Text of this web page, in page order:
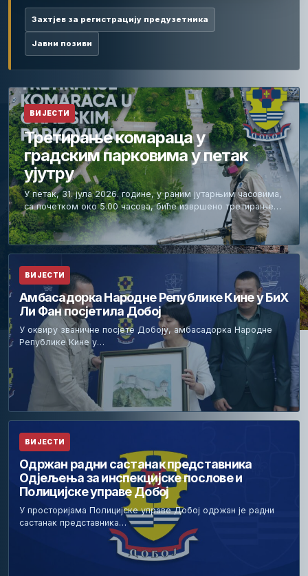
Захтјев за регистрацију предузетника
Јавни позиви
ВИЈЕСТИ
Третирање комараца у
градским парковима у петак
ујутру
У петак, 31. јула 2026. године, у раним јутарњим часовима,
са почетком око 5.00 часова, биће извршено третирање…
ВИЈЕСТИ
Амбасадорка Народне Републике Кине у БиХ
Ли Фан посјетила Добој
У оквиру званичне посјете Добоју, амбасадорка Народне
Републике Кине у…
ВИЈЕСТИ
Одржан радни састанак представника
Одјељења за инспекцијске послове и
Полицијске управе Добој
У просторијама Полицијске управе Добој одржан је радни
састанак представника…